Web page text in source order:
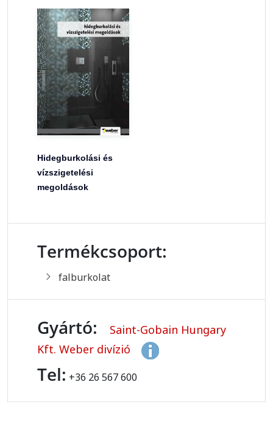
Hidegburkolási és
vízszigetelési
megoldások
Termékcsoport:
falburkolat
Gyártó:
Saint-Gobain Hungary
Kft. Weber divízió
Tel: +36 26 567 600